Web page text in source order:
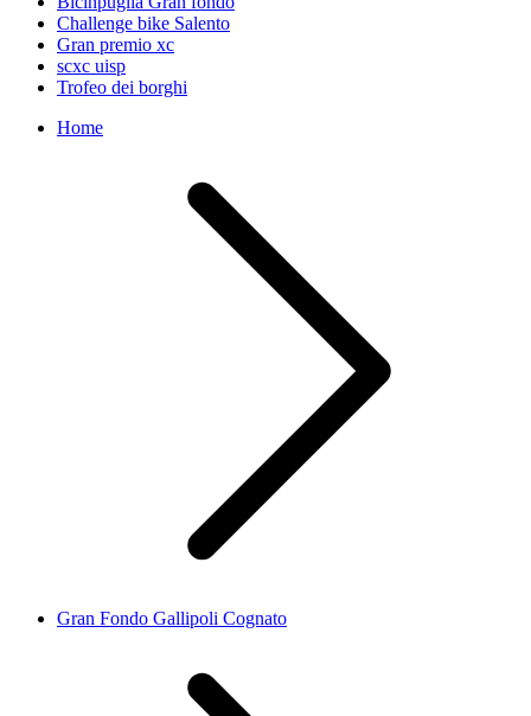
Challenge bike Salento
Gran premio xc
scxc uisp
Trofeo dei borghi
Home
Gran Fondo Gallipoli Cognato